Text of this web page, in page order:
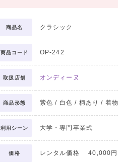
商品名 クラシック
商品コード OP-242
取扱店舗 オンディーヌ
商品形態 紫色 / 白色 / 柄あり / 着
利用シーン 大学・専門卒業式
価格 レンタル価格 40,000円